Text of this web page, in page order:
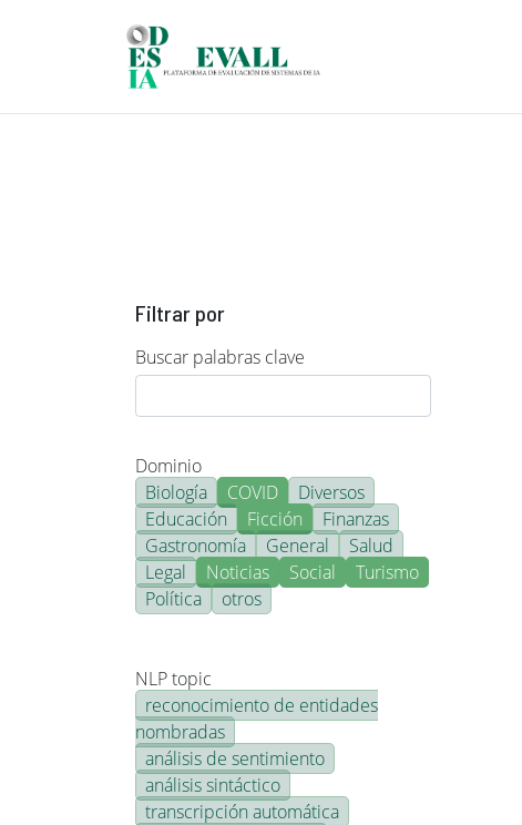
Filtrar por
Buscar palabras clave
Dominio
Biología
COVID
Diversos
Educación
Ficción
Finanzas
Gastronomía
General
Salud
Legal
Noticias Social
Turismo
Política
otros
NLP topic
reconocimiento de entidades
nombradas
análisis de sentimiento
análisis sintáctico
transcripción automática